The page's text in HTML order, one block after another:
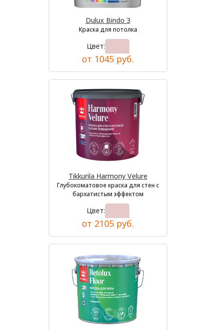
Dulux Bindo 3
Краска для потолка
Цвет:
от 1045 руб.
Tikkurila Harmony Velure
Глубокоматовое краска для стен с
бархатистым эффектом
Цвет:
от 2105 руб.